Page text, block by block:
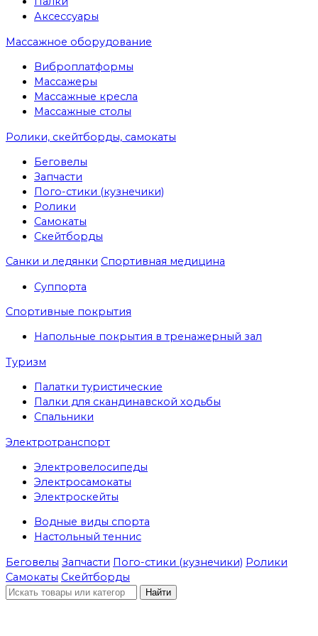
Аксессуары
Массажное оборудование
Виброплатформы
Массажеры
Массажные кресла
Массажные столы
Ролики, скейтборды, самокаты
Беговелы
Запчасти
Пого-стики (кузнечики)
Ролики
Самокаты
Скейтборды
Санки и ледянки Спортивная медицина
Суппорта
Спортивные покрытия
Напольные покрытия в тренажерный зал
Туризм
Палатки туристические
Палки для скандинавской ходьбы
Спальники
Электротранспорт
Электровелосипеды
Электросамокаты
Электроскейты
Водные виды спорта
Настольный теннис
Беговелы Запчасти Пого-стики (кузнечики) Ролики
Самокаты Скейтборды
Найти